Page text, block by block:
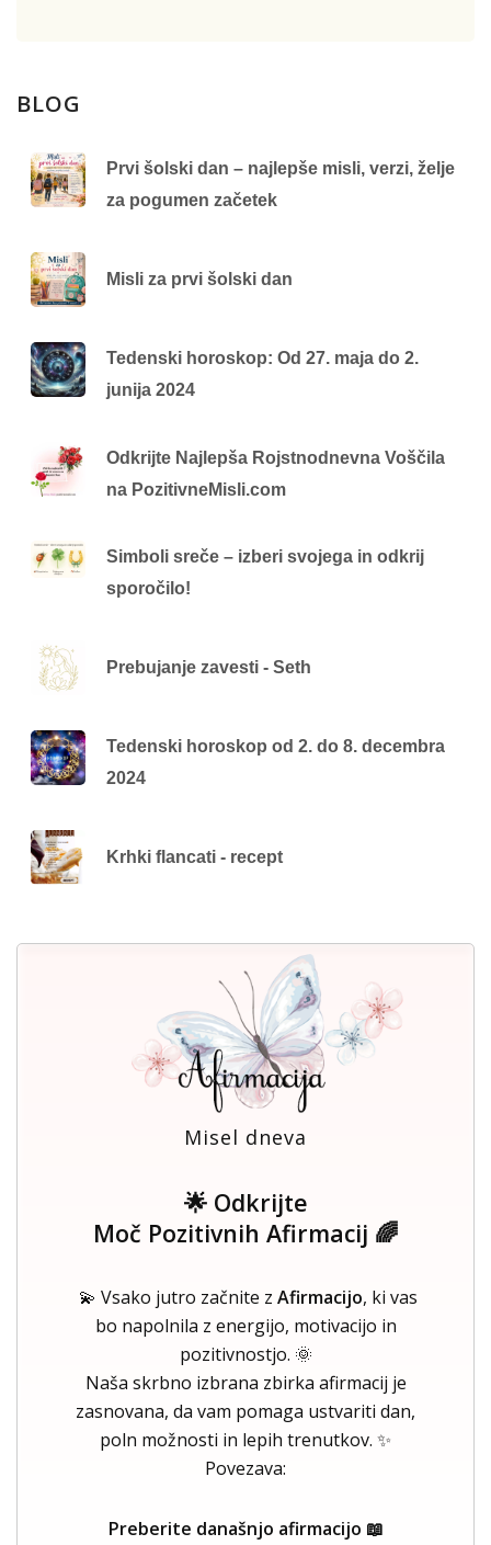
BLOG
Prvi šolski dan – najlepše misli, verzi, želje
za pogumen začetek
Misli za prvi šolski dan
Tedenski horoskop: Od 27. maja do 2.
junija 2024
Odkrijte Najlepša Rojstnodnevna Voščila
na PozitivneMisli.com
Simboli sreče – izberi svojega in odkrij
sporočilo!
Prebujanje zavesti - Seth
Tedenski horoskop od 2. do 8. decembra
2024
Krhki flancati - recept
Misel dneva
🌟 Odkrijte
Moč Pozitivnih Afirmacij 🌈
💫 Vsako jutro začnite z Afirmacijo, ki vas
bo napolnila z energijo, motivacijo in
pozitivnostjo. 🌞
Naša skrbno izbrana zbirka afirmacij je
zasnovana, da vam pomaga ustvariti dan,
poln možnosti in lepih trenutkov. ✨
Povezava:
Preberite današnjo afirmacijo 📖